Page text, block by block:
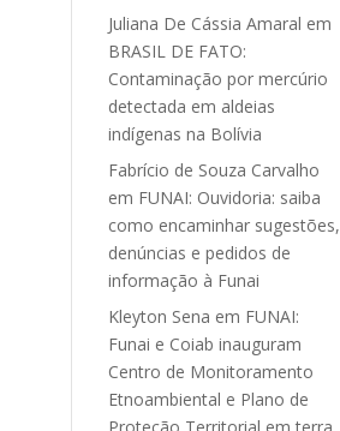
Juliana De Cássia Amaral em
BRASIL DE FATO:
Contaminação por mercúrio
detectada em aldeias
indígenas na Bolívia
Fabrício de Souza Carvalho
em FUNAI: Ouvidoria: saiba
como encaminhar sugestões,
denúncias e pedidos de
informação à Funai
Kleyton Sena em FUNAI:
Funai e Coiab inauguram
Centro de Monitoramento
Etnoambiental e Plano de